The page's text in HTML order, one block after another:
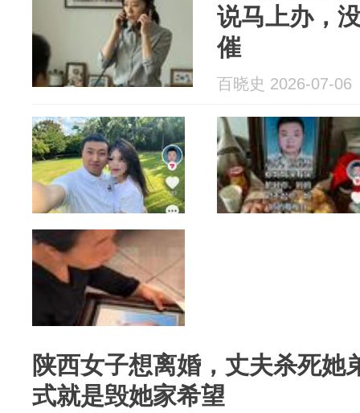
说马上办，
催
百晓史 2026-07-06
陕西女子想离婚，丈夫杀死她
式就是毁她家希望